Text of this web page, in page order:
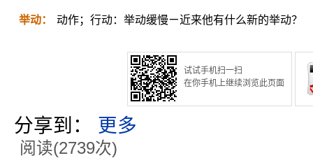
举动： 动作；行动：举动缓慢ㄧ近来他有什么新的举动？
试试手机扫一扫
在你手机上继续浏览此页面
分享到： 更多
阅读(2739次)